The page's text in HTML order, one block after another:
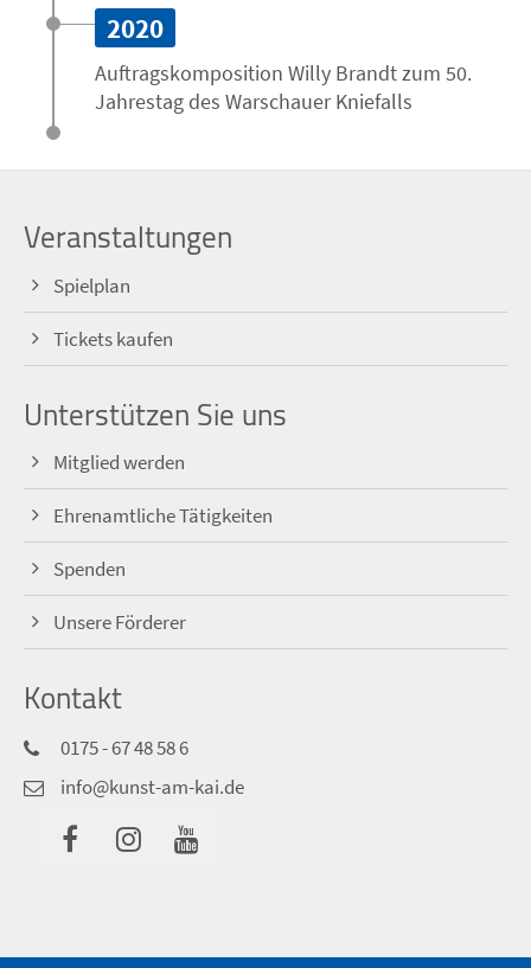
2020
Auftrags­komposition Willy Brandt zum 50.
Jahrestag des Warschauer Kniefalls
Veranstaltungen
Spielplan
Tickets kaufen
Unterstützen Sie uns
Mitglied werden
Ehrenamtliche Tätigkeiten
Spenden
Unsere Förderer
Kontakt
0175 - 67 48 58 6
info@kunst-am-kai.de